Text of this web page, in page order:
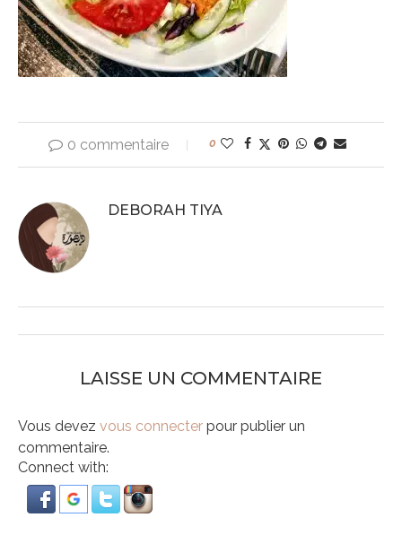
0 commentaire 0
DEBORAH TIYA
LAISSE UN COMMENTAIRE
Vous devez vous connecter pour publier un
commentaire.
Connect with: